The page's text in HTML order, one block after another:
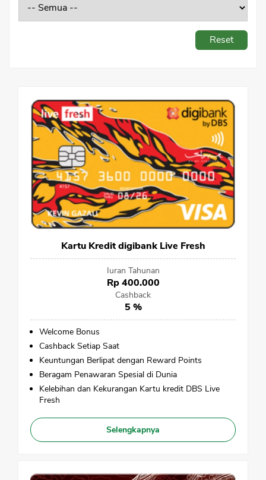
Sekuritas Saham
Exchange
Asuransi
Asuransi Jiwa
Asuransi Kesehatan
Asuransi Syariah
Reset
Kartu Kredit digibank Live Fresh
Iuran Tahunan
Rp 400.000
Cashback
5 %
Welcome Bonus
Cashback Setiap Saat
Keuntungan Berlipat dengan Reward Points
Beragam Penawaran Spesial di Dunia
Kelebihan dan Kekurangan Kartu kredit DBS Live
Fresh
Selengkapnya